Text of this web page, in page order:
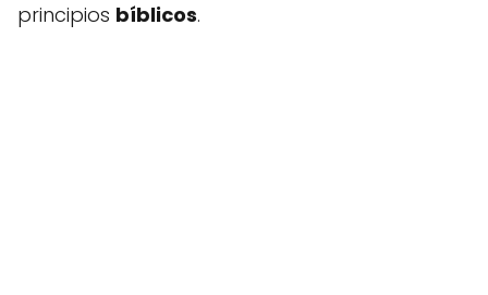
principios bíblicos.